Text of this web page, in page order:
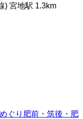
) 宮地駅 1.3km
ぐり肥前・筑後・肥